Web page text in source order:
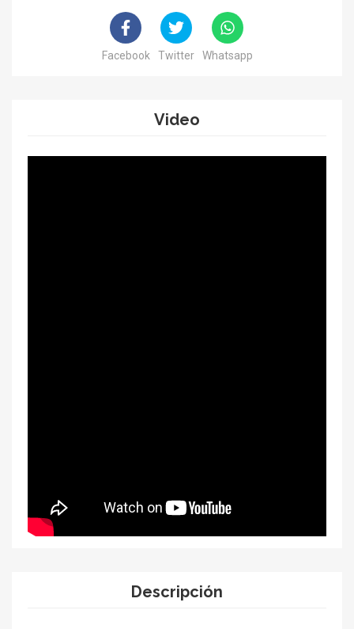
Facebook Twitter Whatsapp
Video
Descripción